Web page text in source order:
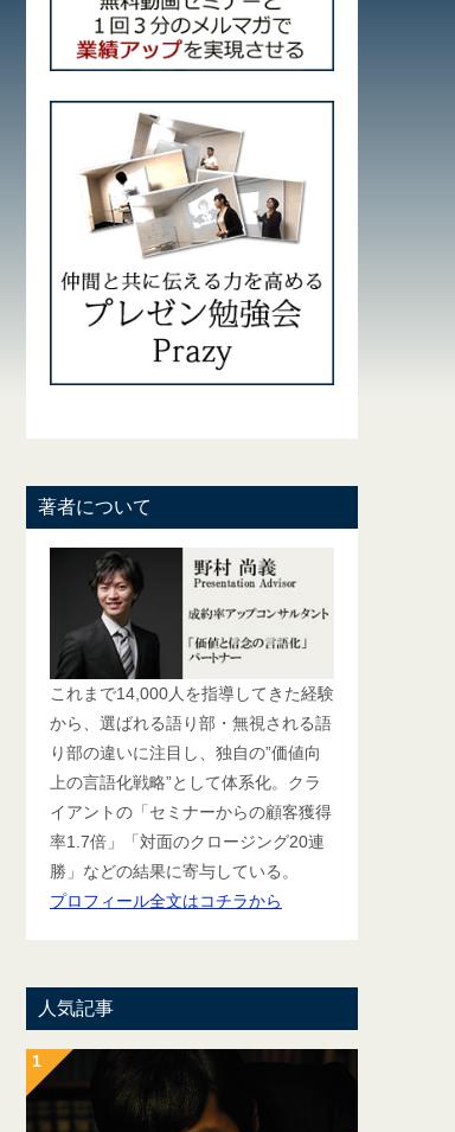
著者について
これまで14,000人を指導してきた経験
から、選ばれる語り部・無視される語
り部の違いに注目し、独自の”価値向
上の言語化戦略”として体系化。クラ
イアントの「セミナーからの顧客獲得
率1.7倍」「対面のクロージング20連
勝」などの結果に寄与している。
プロフィール全文はコチラから
人気記事